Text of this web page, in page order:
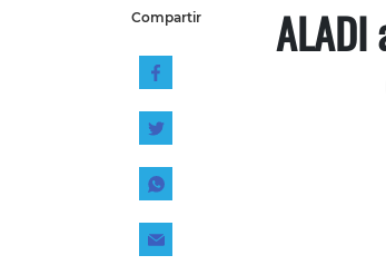
Compartir